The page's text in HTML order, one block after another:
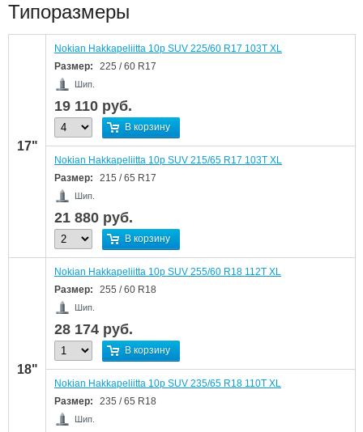
Типоразмеры
17"
Nokian Hakkapeliitta 10p SUV 225/60 R17 103T XL
Размер:
225 / 60 R17
Шип.
19 110 руб.
В корзину
Nokian Hakkapeliitta 10p SUV 215/65 R17 103T XL
Размер:
215 / 65 R17
Шип.
21 880 руб.
В корзину
18"
Nokian Hakkapeliitta 10p SUV 255/60 R18 112T XL
Размер:
255 / 60 R18
Шип.
28 174 руб.
В корзину
Nokian Hakkapeliitta 10p SUV 235/65 R18 110T XL
Размер:
235 / 65 R18
Шип.